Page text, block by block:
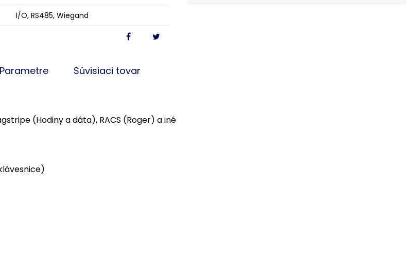
I/O, RS485, Wiegand
Parametre Súvisiaci tovar
(Hodiny a dáta), RACS (Roger) a iné